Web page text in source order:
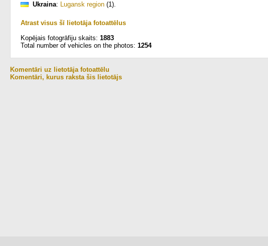
Ukraina: Lugansk region (1).
Atrast visus šī lietotāja fotoattēlus
Kopējais fotogrāfiju skaits: 1883
Total number of vehicles on the photos: 1254
Komentāri uz lietotāja fotoattēlu
Komentāri, kurus raksta šis lietotājs